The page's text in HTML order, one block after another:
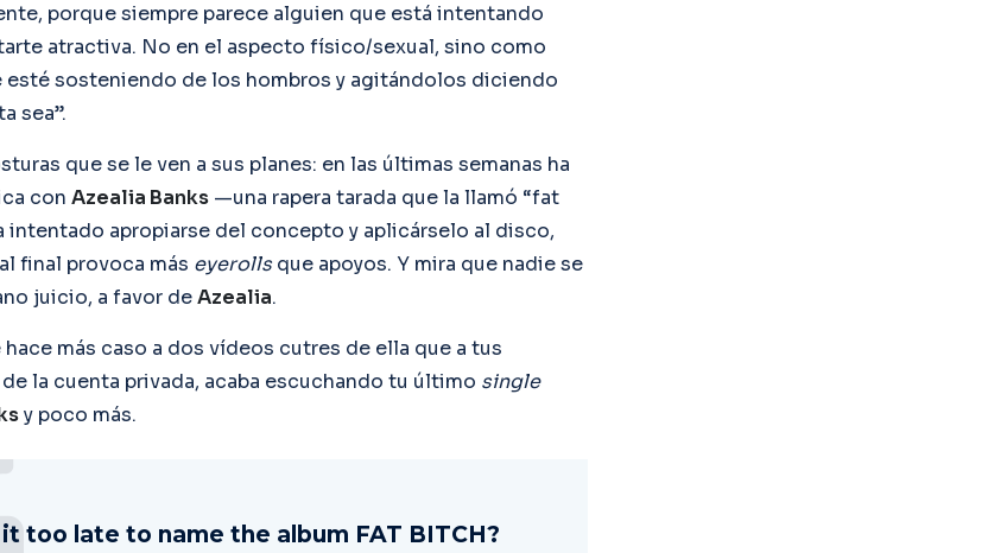
porque siempre parece alguien que está intentando
atractiva. No en el aspecto físico/sexual, sino como
esté sosteniendo de los hombros y agitándolos diciendo
sea”.
que se le ven a sus planes: en las últimas semanas ha
con Azealia Banks —una rapera tarada que la llamó “fat
intentado apropiarse del concepto y aplicárselo al disco,
final provoca más eyerollsque apoyos. Y mira que nadie se
juicio, a favor deAzealia.
más caso a dos vídeos cutres de ella que a tus
la cuenta privada, acaba escuchando tu último single
y poco más.
too late to name the album FAT BITCH?